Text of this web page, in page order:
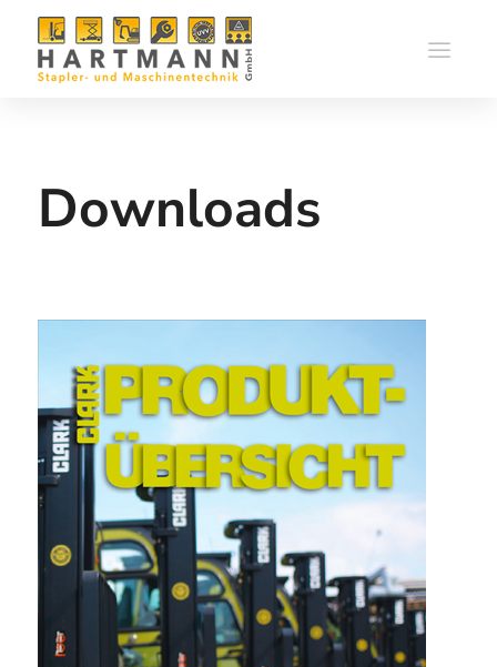
Downloads